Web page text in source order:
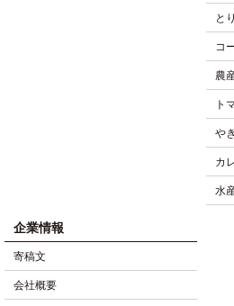
と
コ
農
ト
や
カ
水
企業情報
寄稿文
会社概要